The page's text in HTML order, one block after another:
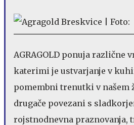
AGRAGOLD ponuja različne
katerimi je ustvarjanje v
pomembni trenutki v našem
drugače povezani s
rojstnodnevna praznovanja,